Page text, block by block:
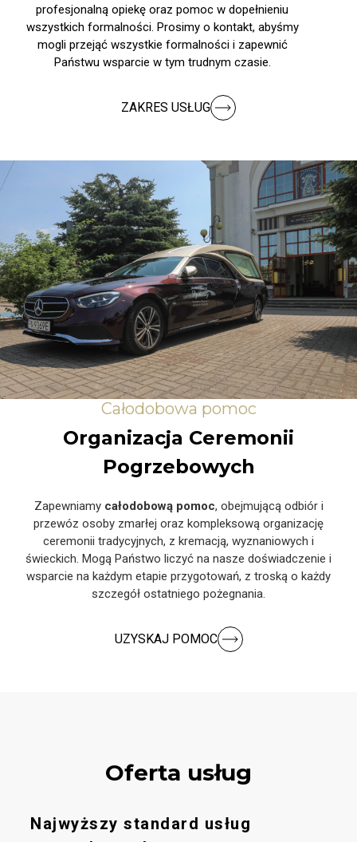
profesjonalną opiekę oraz pomoc w dopełnieniu
wszystkich formalności. Prosimy o kontakt, abyśmy
mogli przejąć wszystkie formalności i zapewnić
Państwu wsparcie w tym trudnym czasie.
ZAKRES USŁUG
Całodobowa pomoc
Organizacja Ceremonii
Pogrzebowych
Zapewniamy całodobową pomoc, obejmującą odbiór i
przewóz osoby zmarłej oraz kompleksową organizację
ceremonii tradycyjnych, z kremacją, wyznaniowych i
świeckich. Mogą Państwo liczyć na nasze doświadczenie i
wsparcie na każdym etapie przygotowań, z troską o każdy
szczegół ostatniego pożegnania.
UZYSKAJ POMOC
Oferta usług
Najwyższy standard usług